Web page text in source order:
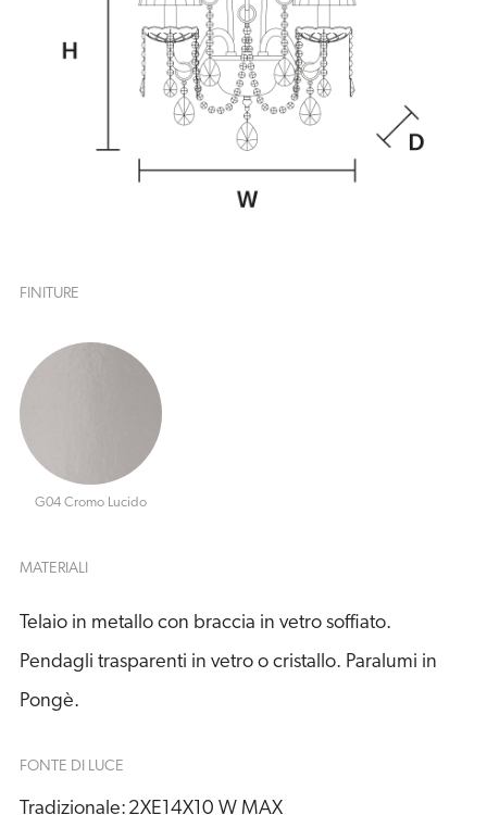
FINITURE
G04 Cromo Lucido
MATERIALI
Telaio in metallo con braccia in vetro soffiato.
Pendagli trasparenti in vetro o cristallo. Paralumi in
Pongè.
FONTE DI LUCE
Tradizionale: 2XE14X10 W MAX